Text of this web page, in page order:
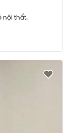
nội thất.